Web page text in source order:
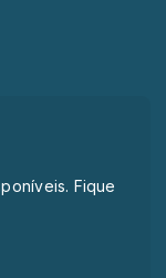
Fique